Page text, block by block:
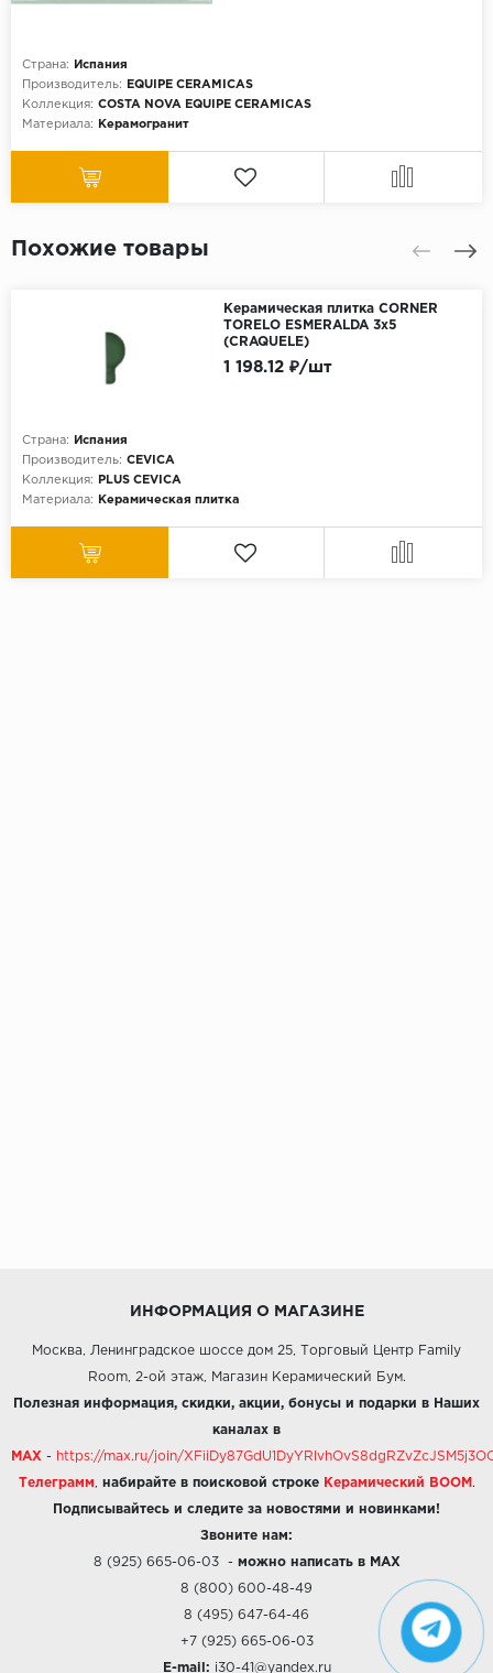
Страна:
Испания
Производитель:
EQUIPE CERAMICAS
Коллекция: COSTA NOVA EQUIPE CERAMICAS
Материала:
Керамогранит
Похожие товары
Керамическая плитка CORNER
TORELO ESMERALDA 3х5
(CRAQUELE)
Страна:
Испания
Производитель: CEVICA
Коллекция:
PLUS CEVICA
Материала:
Керамическая плитка
1 198.12 ₽/шт
ИНФОРМАЦИЯ О МАГАЗИНЕ
Москва, Ленинградское шоссе дом 25, Торговый Центр Family
Room, 2-ой этаж, Магазин Керамический Бум.
Полезная информация, скидки, акции, бонусы и подарки в Наших
каналах в
MAX - https://max.ru/join/
Телеграмм набирайте в поисковой строке Керамический BOOM .
Подписывайтесь и следите за новостями и новинками!
Звоните нам:
8 (925) 665-06-03- можно написать в MAX
8 (800) 600-48-49
8 (495) 647-64-46
+7 (925) 665-06-03
E-mail: i30-41@yandex.ru